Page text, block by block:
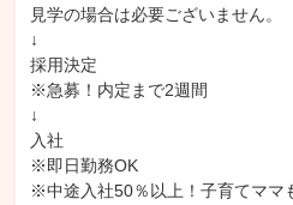
見学の場合は必要ございません。
↓
採用決定
※急募！内定まで2週間
↓
入社
※即日勤務OK
※中途入社50％以上！子育てママ